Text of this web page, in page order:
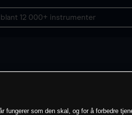
fungerer som den skal, og for å forbedre